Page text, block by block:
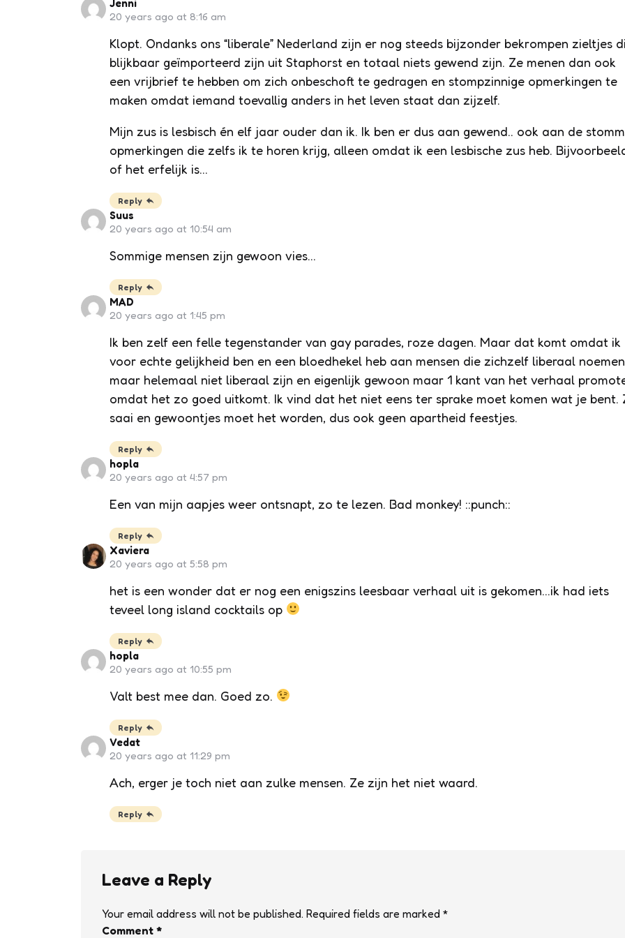
Jenni
20 years ago at 8:16 am
Klopt. Ondanks ons “liberale” Nederland zijn er nog steeds bijzonder bekrompen zieltjes
blijkbaar geïmporteerd zijn uit Staphorst en totaal niets gewend zijn. Ze menen dan ook
een vrijbrief te hebben om zich onbeschoft te gedragen en stompzinnige opmerkingen te
maken omdat iemand toevallig anders in het leven staat dan zijzelf.
Mijn zus is lesbisch én elf jaar ouder dan ik. Ik ben er dus aan gewend.. ook aan de
opmerkingen die zelfs ik te horen krijg, alleen omdat ik een lesbische zus heb.
of het erfelijk is…
Reply
Suus
20 years ago at 10:54 am
Sommige mensen zijn gewoon vies…
Reply
MAD
20 years ago at 1:45 pm
Ik ben zelf een felle tegenstander van gay parades, roze dagen. Maar dat komt omdat ik
voor echte gelijkheid ben en een bloedhekel heb aan mensen die zichzelf liberaal noemen
maar helemaal niet liberaal zijn en eigenlijk gewoon maar 1 kant van het verhaal
omdat het zo goed uitkomt. Ik vind dat het niet eens ter sprake moet komen wat je bent.
saai en gewoontjes moet het worden, dus ook geen apartheid feestjes.
Reply
hopla
20 years ago at 4:57 pm
Een van mijn aapjes weer ontsnapt, zo te lezen. Bad monkey! ::punch::
Reply
Xaviera
20 years ago at 5:58 pm
het is een wonder dat er nog een enigszins leesbaar verhaal uit is gekomen…ik had iets
teveel long island cocktails op
Reply
hopla
20 years ago at 10:55 pm
Valt best mee dan. Goed zo.
Reply
Vedat
20 years ago at 11:29 pm
Ach, erger je toch niet aan zulke mensen. Ze zijn het niet waard.
Reply
Leave a Reply
Your email address will not be published. Required fields are marked *
Comment *